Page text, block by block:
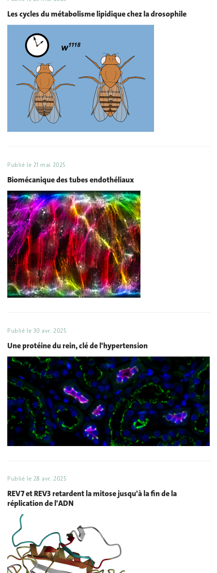
Les cycles du métabolisme lipidique chez la drosophile
Publié le 21 mai 2025
Biomécanique des tubes endothéliaux
Publié le 30 avr. 2025
Une protéine du rein, clé de l'hypertension
Publié le 28 avr. 2025
REV7 et REV3 retardent la mitose jusqu'à la fin de la
réplication de l'ADN